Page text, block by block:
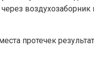
протечек